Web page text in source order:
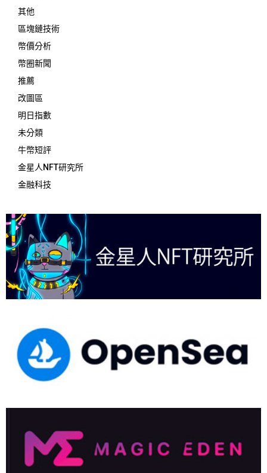
其他
區塊鏈技術
幣價分析
幣圈新聞
推薦
改圖區
明日指數
未分類
牛幣短評
金星人NFT研究所
金融科技